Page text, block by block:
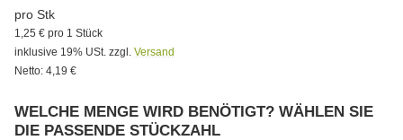
pro Stk
1,25 € pro 1 Stück
inklusive 19% USt. zzgl. Versand
Netto: 4,19 €
WELCHE MENGE WIRD BENÖTIGT? WÄHLEN SIE
DIE PASSENDE STÜCKZAHL